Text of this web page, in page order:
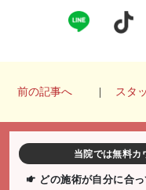
前の記事へ | スタ
当院では無料カ
どの施術が自分に合